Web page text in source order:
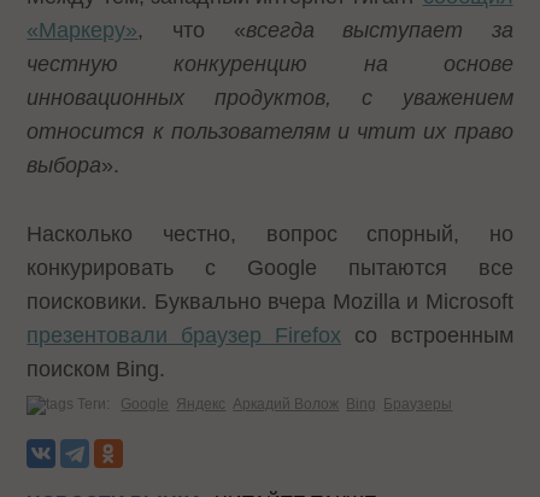
«Маркеру», что «всегда выступает за
честную конкуренцию на основе
инновационных продуктов, с уважением
относится к пользователям и чтит их право
выбора».
Насколько честно, вопрос спорный, но
конкурировать с Google пытаются все
поисковики. Буквально вчера Mozilla и Microsoft
презентовали браузер Firefox со встроенным
поиском Bing.
Теги: Google Яндекс Аркадий Волож Bing Браузеры